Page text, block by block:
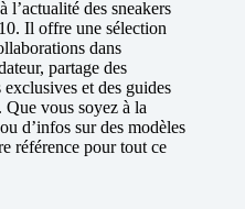
l’actualité des sneakers
Il offre une sélection
dans
partage des
et des guides
Que vous soyez à la
d’infos sur des modèles
référence pour tout ce